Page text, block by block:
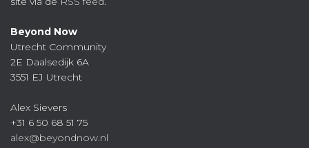
Beyond Now
Utrecht Community
2E Daalsedijk 6A
3551 EJ Utrecht
Alex Sievers
+31 6 50 68 51 75
alex@beyondnow.nl